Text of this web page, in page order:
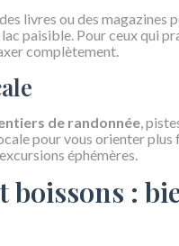
livres ou des
lac paisible. Pour ceux qui
complètement.
de randonnée,
pour vous orienter
éphémères.
: